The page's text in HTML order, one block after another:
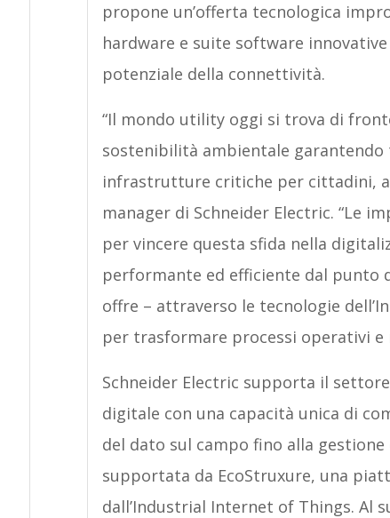
propone un’offerta tecnologica
hardware e suite software
potenziale della connettività.
“Il mondo utility oggi si trova di
sostenibilità ambientale garantendo
infrastrutture critiche per cittadini,
manager di Schneider Electric. “Le
per vincere questa sfida nella
performante ed efficiente dal punto
offre – attraverso le tecnologie
per trasformare processi operativi e
Schneider Electric supporta il
digitale con una capacità unica di
del dato sul campo fino alla
supportata da EcoStruxure, una
dall’Industrial Internet of Things. Al